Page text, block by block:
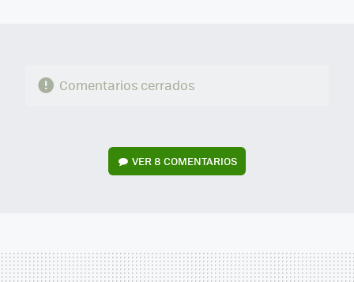
Comentarios cerrados
VER8 COMENTARIOS